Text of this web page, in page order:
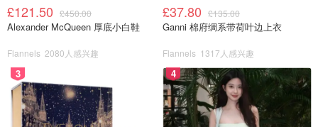
Amazon礼卡、Ebay礼卡等。
£121.50 £450.00
Alexander McQueen 厚底小白鞋
Flannels 2080人感兴趣
£37.80 £135.00
Ganni 棉府绸系带荷叶边上衣
Flannels 1317人感兴趣
3 4